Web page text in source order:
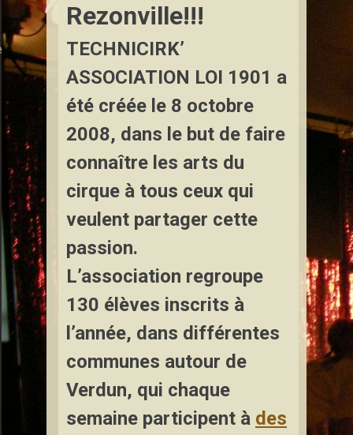
Rezonville!!!
TECHNICIRK’
ASSOCIATION LOI 1901 a
été créée le 8 octobre
2008, dans le but de faire
connaître les arts du
cirque à tous ceux qui
veulent partager cette
passion.
L’association regroupe
130 élèves inscrits à
l’année, dans différentes
communes autour de
Verdun, qui chaque
semaine participent à des